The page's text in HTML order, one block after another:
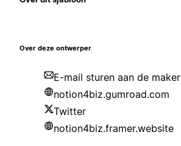
Over deze ontwerper
E-mail sturen aan de maker
notion4biz.gumroad.com
Twitter
notion4biz.framer.website